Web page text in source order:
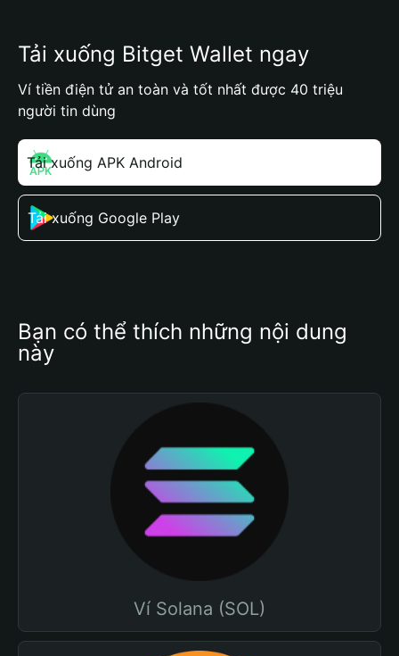
Tải xuống Bitget Wallet ngay
Ví tiền điện tử an toàn và tốt nhất được 40 triệu
người tin dùng
Tải xuống APK Android
Tải xuống Google Play
Bạn có thể thích những nội dung
này
Ví Solana (SOL)